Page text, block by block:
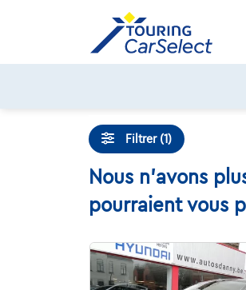
Filtrer (1)
Nous n'avons
pourraient vous